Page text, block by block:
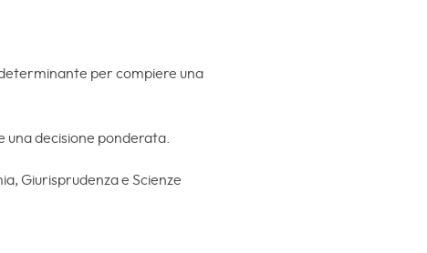
per compiere una
una decisione ponderata.
Giurisprudenza e Scienze